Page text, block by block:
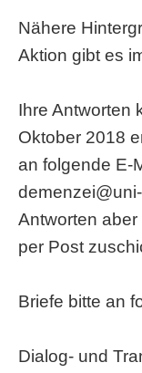
Nähere
Aktion gibt es
Ihre Antworten
Oktober 2018
an folgende E-
Antworten aber
per Post
Briefe bitte an
Dialog- und